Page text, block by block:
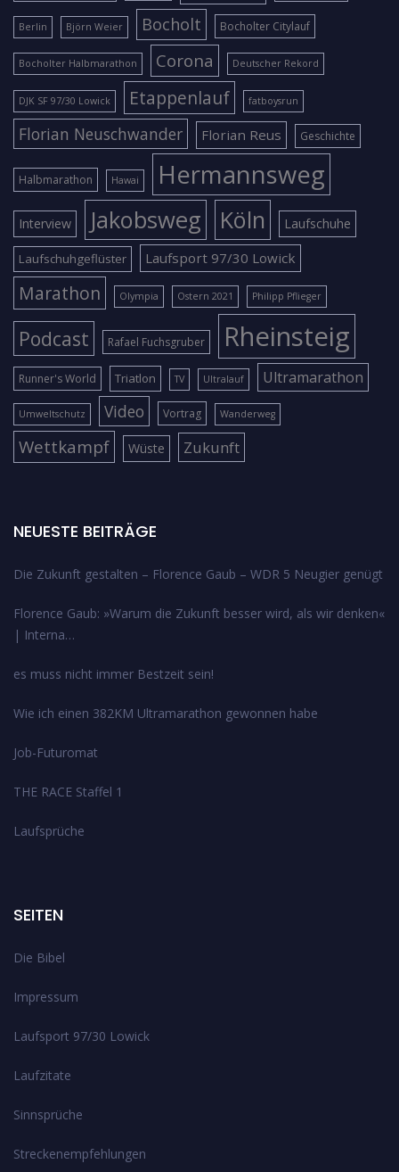
Berlin Björn Weier Bocholt Bocholter Citylauf
Bocholter Halbmarathon Corona Deutscher Rekord
DJK SF 97/30 Lowick Etappenlauf fatboysrun
Florian Neuschwander Florian Reus Geschichte
Halbmarathon Hawai Hermannsweg
Interview Jakobsweg Köln Laufschuhe
Laufschuhgeflüster Laufsport 97/30 Lowick
Marathon Olympia Ostern 2021 Philipp Pflieger
Podcast Rafael Fuchsgruber Rheinsteig
Runner's World Triatlon TV Ultralauf Ultramarathon
Umweltschutz Video Vortrag Wanderweg
Wettkampf Wüste Zukunft
NEUESTE BEITRÄGE
Die Zukunft gestalten – Florence Gaub – WDR 5 Neugier genügt
Florence Gaub: »Warum die Zukunft besser wird, als wir denken«
| Interna…
es muss nicht immer Bestzeit sein!
Wie ich einen 382KM Ultramarathon gewonnen habe
Job-Futuromat
THE RACE Staffel 1
Laufsprüche
SEITEN
Die Bibel
Impressum
Laufsport 97/30 Lowick
Laufzitate
Sinnsprüche
Streckenempfehlungen